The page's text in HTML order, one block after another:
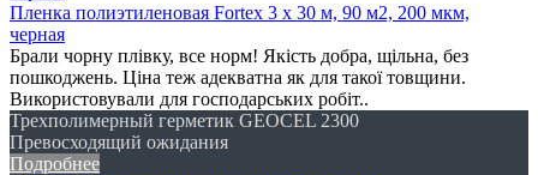
Пленка полиэтиленовая Fortex 3 х 30 м, 90 м2, 200 мкм,
черная
Брали чорну плівку, все норм! Якість добра, щільна, без
пошкоджень. Ціна теж адекватна як для такої товщини.
Використовували для господарських робіт..
Трехполимерный герметик GEOCEL 2300
Превосходящий ожидания
Подробнее